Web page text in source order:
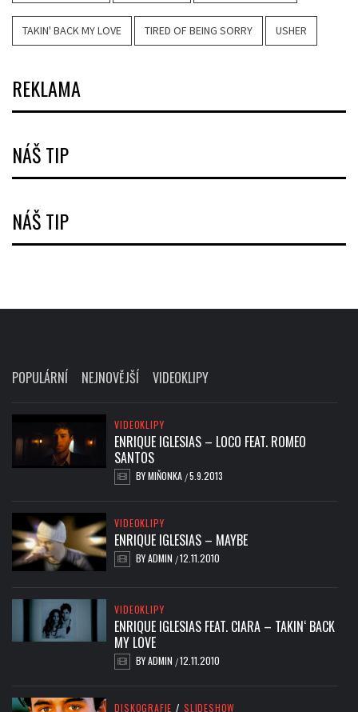
TAKIN' BACK MY LOVE TIRED OF BEING SORRY USHER
REKLAMA
NÁŠ TIP
NÁŠ TIP
POPULÁRNÍ NEJNOVĚJŠÍ VIDEOKLIPY
VIDEOKLIPY
ENRIQUE IGLESIAS – LOCO FEAT. ROMEO
SANTOS
BYMIŇONKA /5.9.2013
VIDEOKLIPY
ENRIQUE IGLESIAS – MAYBE
BYADMIN /12.11.2010
VIDEOKLIPY
ENRIQUE IGLESIAS FEAT. CIARA – TAKIN‘ BACK
MY LOVE
BYADMIN /12.11.2010
DISKOGRAFIE / SLIDESHOW